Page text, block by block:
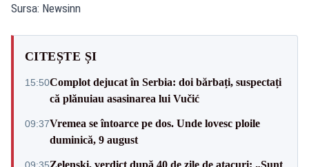
Sursa: Newsinn
CITEȘTE ȘI
15:50Complot dejucat în Serbia: doi bărbați, suspectați
că plănuiau asasinarea lui Vučić
09:37Vremea se întoarce pe dos. Unde lovesc ploile
duminică, 9 august
09:35Zelenski, verdict după 40 de zile de atacuri: „Sunt